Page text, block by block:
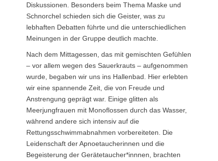
Diskussionen. Besonders beim Thema Maske und
Schnorchel schieden sich die Geister, was zu
lebhaften Debatten führte und die unterschiedlichen
Meinungen in der Gruppe deutlich machte.
Nach dem Mittagessen, das mit gemischten Gefühlen
– vor allem wegen des Sauerkrauts – aufgenommen
wurde, begaben wir uns ins Hallenbad. Hier erlebten
wir eine spannende Zeit, die von Freude und
Anstrengung geprägt war. Einige glitten als
Meerjungfrauen mit Monoflossen durch das Wasser,
während andere sich intensiv auf die
Rettungsschwimmabnahmen vorbereiteten. Die
Leidenschaft der Apnoetaucherinnen und die
Begeisterung der Gerätetaucher*innnen, brachten